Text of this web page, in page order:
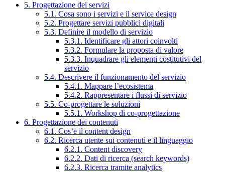
5. Progettazione dei servizi
5.1. Cosa sono i servizi e il service design
5.2. Progettare servizi pubblici digitali
5.3. Definire il modello di servizio
5.3.1. Identificare gli attori coinvolti
5.3.2. Formulare la proposta di valore
5.3.3. Inquadrare gli elementi costitutivi del
servizio
5.4. Descrivere il funzionamento del servizio
5.4.1. Mappare l’ecosistema
5.4.2. Rappresentare i flussi di servizio
5.5. Co-progettare le soluzioni
5.5.1. Workshop di co-progettazione
6. Progettazione dei contenuti
6.1. Cos’è il content design
6.2. Ricerca utente sui contenuti e il linguaggio
6.2.1. Content discovery
6.2.2. Dati di ricerca (search keywords)
6.2.3. Ricerca tramite analytics